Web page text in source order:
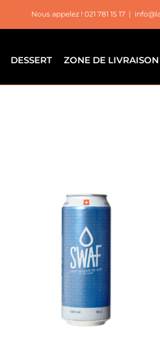
Nous appelez ! 021 781 15 17 |
DESSERT ZONE DE LIVRAISON
AJOUTER AU PANIER